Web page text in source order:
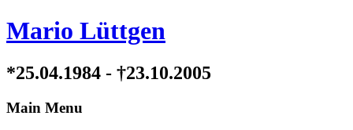
Mario Lüttgen
*25.04.1984 - †23.10.2005
Main Menu